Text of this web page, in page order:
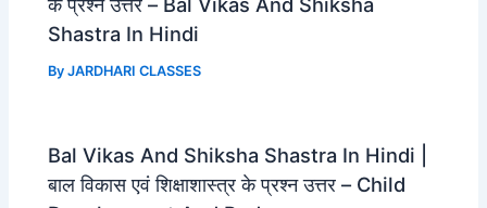
Shastra In Hindi
ByJARDHARI CLASSES
Bal Vikas And Shiksha Shastra In Hindi |
बाल विकास एवं शिक्षाशास्त्र के प्रश्न उत्तर – Child